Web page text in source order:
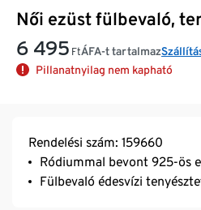
Női ezüst fülbevaló,
6 495 FtÁFA-t tartalmaz
Pillanatnyilag nem kapható
Rendelési szám: 159660
Ródiummal bevont 925-ös
Fülbevaló édesvízi